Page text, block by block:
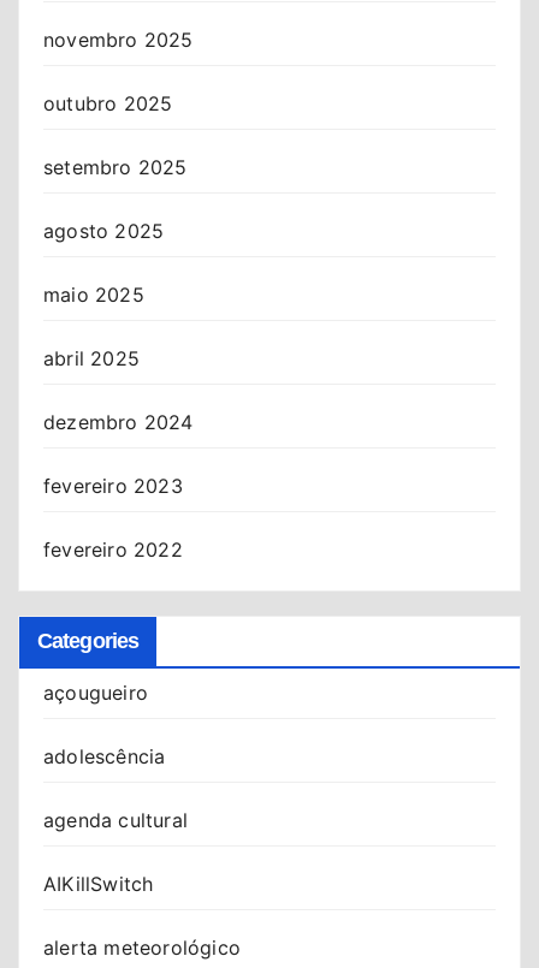
novembro 2025
outubro 2025
setembro 2025
agosto 2025
maio 2025
abril 2025
dezembro 2024
fevereiro 2023
fevereiro 2022
Categories
açougueiro
adolescência
agenda cultural
AIKillSwitch
alerta meteorológico